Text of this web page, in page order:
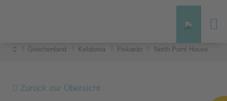
Griechenland Kefalonia Fiskardo North Point House
Zurück zur Übersicht